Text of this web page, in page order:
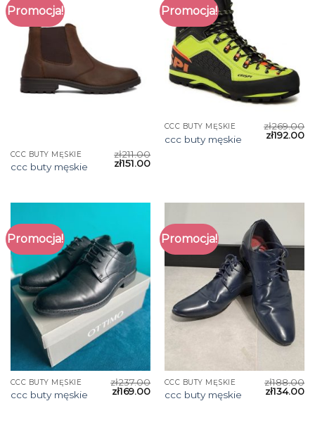
Promocja!
CCC BUTY MĘSKIE
ccc buty męskie
zł211.00
zł151.00
Promocja!
CCC BUTY MĘSKIE
ccc buty męskie
zł269.00
zł192.00
Promocja!
CCC BUTY MĘSKIE
ccc buty męskie
zł237.00
zł169.00
Promocja!
CCC BUTY MĘSKIE
ccc buty męskie
zł188.00
zł134.00